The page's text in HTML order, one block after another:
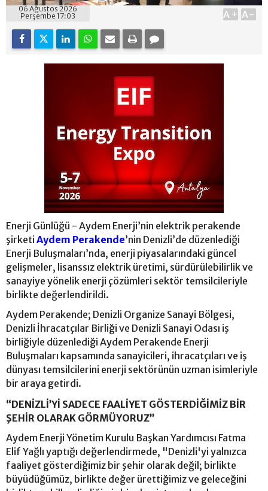
06 Ağustos 2026
Perşembe 17:03
A+ A-
Enerji Günlüğü - Aydem Enerji’nin elektrik perakende
şirketi Aydem Perakende’nin Denizli’de düzenlediği
Enerji Buluşmaları’nda, enerji piyasalarındaki güncel
gelişmeler, lisanssız elektrik üretimi, sürdürülebilirlik ve
sanayiye yönelik enerji çözümleri sektör temsilcileriyle
birlikte değerlendirildi.
Aydem Perakende; Denizli Organize Sanayi Bölgesi,
Denizli İhracatçılar Birliği ve Denizli Sanayi Odası iş
birliğiyle düzenlediği Aydem Perakende Enerji
Buluşmaları kapsamında sanayicileri, ihracatçıları ve iş
dünyası temsilcilerini enerji sektörünün uzman isimleriyle
bir araya getirdi.
“DENİZLİ’Yİ SADECE FAALİYET GÖSTERDİĞİMİZ BİR
ŞEHİR OLARAK GÖRMÜYORUZ”
Aydem Enerji Yönetim Kurulu Başkan Yardımcısı Fatma
Elif Yağlı yaptığı değerlendirmede, "Denizli'yi yalnızca
faaliyet gösterdiğimiz bir şehir olarak değil; birlikte
büyüdüğümüz, birlikte değer ürettiğimiz ve geleceğini